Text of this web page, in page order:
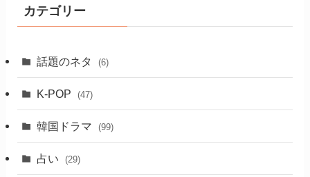
カテゴリー
話題のネタ (6)
K-POP (47)
韓国ドラマ (99)
占い (29)